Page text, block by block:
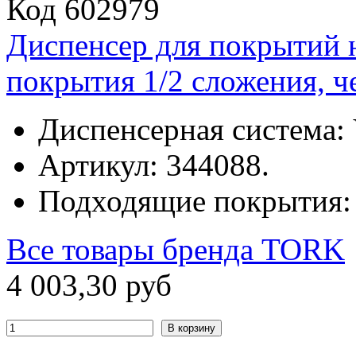
Код 602979
Диспенсер для покрытий
покрытия 1/2 сложения,
Диспенсерная
Артикул: 344088.
Подходящие
Все товары бренда TORK
4 003,30 руб
В корзину